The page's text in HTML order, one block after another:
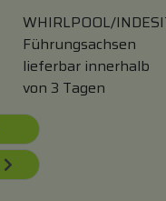
WHIRLPOOL/
Führungsachsen
lieferbar innerhalb
von 3 Tagen